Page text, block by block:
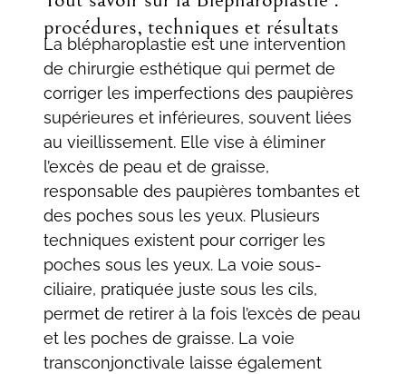
procédures, techniques et résultats
La blépharoplastie est une intervention
de chirurgie esthétique qui permet de
corriger les imperfections des paupières
supérieures et inférieures, souvent liées
au vieillissement. Elle vise à éliminer
l’excès de peau et de graisse,
responsable des paupières tombantes et
des poches sous les yeux. Plusieurs
techniques existent pour corriger les
poches sous les yeux. La voie sous-
ciliaire, pratiquée juste sous les cils,
permet de retirer à la fois l’excès de peau
et les poches de graisse. La voie
transconjonctivale laisse également